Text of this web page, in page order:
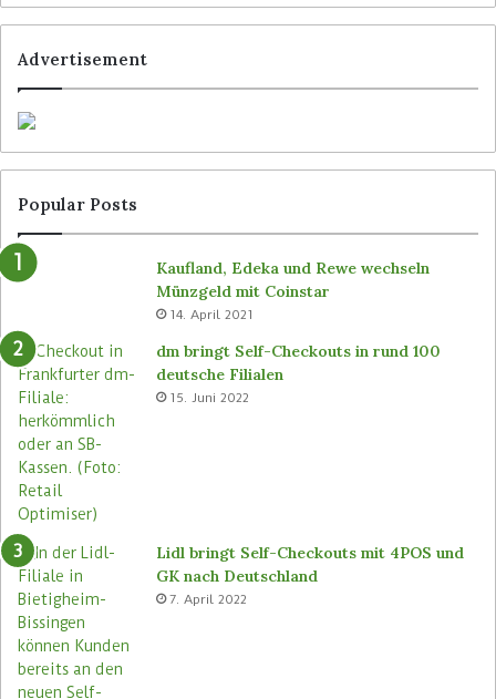
Advertisement
Popular Posts
Kaufland, Edeka und Rewe wechseln
Münzgeld mit Coinstar
14. April 2021
dm bringt Self-Checkouts in rund 100
deutsche Filialen
15. Juni 2022
Lidl bringt Self-Checkouts mit 4POS und
GK nach Deutschland
7. April 2022